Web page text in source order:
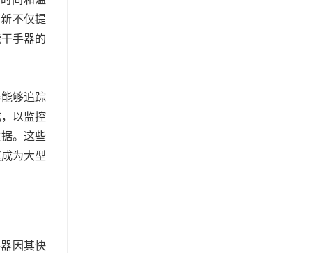
不仅提
手器的
够追踪
以监控
。这些
为大型
因其快